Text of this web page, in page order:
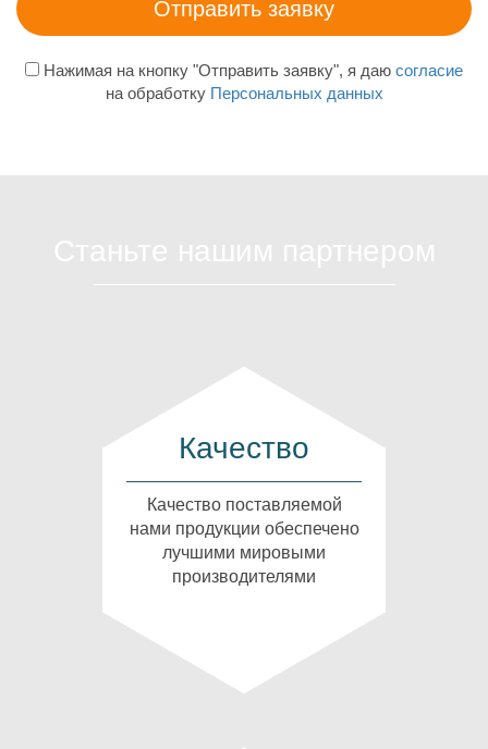
Нажимая на кнопку "Отправить заявку", я даю согласие
на обработку Персональных данных
Качество
Качество поставляемой
нами продукции обеспечено
лучшими мировыми
производителями